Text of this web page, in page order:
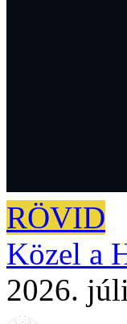
RÖVID
Közel a
2026.